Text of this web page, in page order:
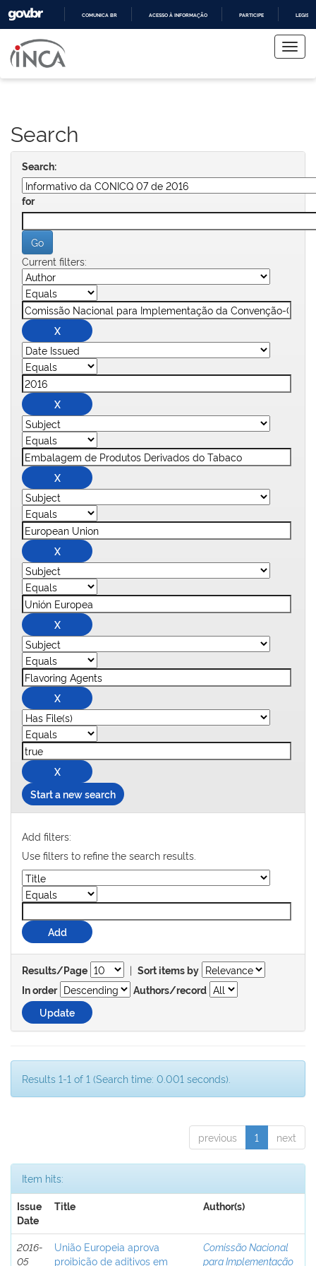
COMUNICA BR ACESSO À INFORMAÇÃO PARTICIPE
navigation
Search
Search:
for
Current filters:
Start a new search
Add filters:
Use filters to refine the search results.
Results/Page | Sort items by
In order
Authors/record
Results 1-1 of 1 (Search time: 0.001 seconds).
previous 1 next
Item hits:
Issue
Date
Title Author(s)
2016-
05
União Europeia aprova
proibição de aditivos em
Comissão Nacional
para Implementação